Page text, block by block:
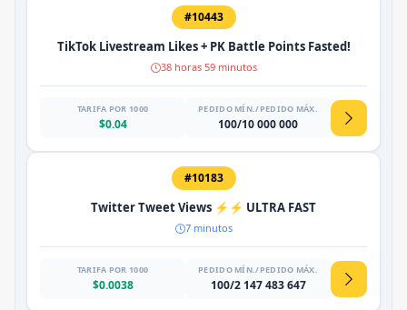
#10443
TikTok Livestream Likes + PK Battle Points Fasted!
38 horas 59 minutos
TARIFA POR 1000
$0.04
PEDIDO MÍN./PEDIDO MÁX.
100/10 000 000
#10183
Twitter Tweet Views ⚡⚡ ULTRA FAST
7 minutos
TARIFA POR 1000
$0.0038
PEDIDO MÍN./PEDIDO MÁX.
100/2 147 483 647